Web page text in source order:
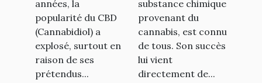
années, la
popularité du CBD
(Cannabidiol) a
explosé, surtout en
raison de ses
prétendus...
substance chimique
provenant du
cannabis, est connu
de tous. Son succès
lui vient
directement de...